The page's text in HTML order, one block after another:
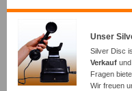
Unser
Silver Disc
Verkauf und
Fragen
Wir freuen